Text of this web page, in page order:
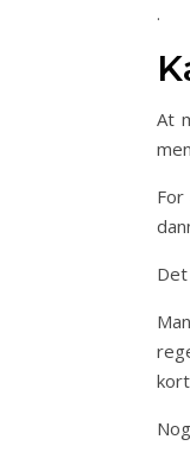
.
At